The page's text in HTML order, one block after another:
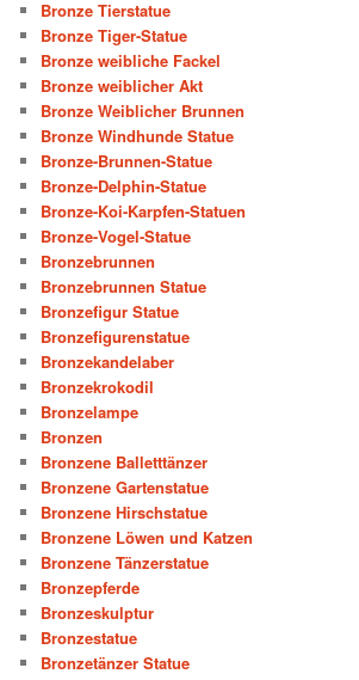
Bronze Tierstatue
Bronze Tiger-Statue
Bronze weibliche Fackel
Bronze weiblicher Akt
Bronze Weiblicher Brunnen
Bronze Windhunde Statue
Bronze-Brunnen-Statue
Bronze-Delphin-Statue
Bronze-Koi-Karpfen-Statuen
Bronze-Vogel-Statue
Bronzebrunnen
Bronzebrunnen Statue
Bronzefigur Statue
Bronzefigurenstatue
Bronzekandelaber
Bronzekrokodil
Bronzelampe
Bronzen
Bronzene Balletttänzer
Bronzene Gartenstatue
Bronzene Hirschstatue
Bronzene Löwen und Katzen
Bronzene Tänzerstatue
Bronzepferde
Bronzeskulptur
Bronzestatue
Bronzetänzer Statue